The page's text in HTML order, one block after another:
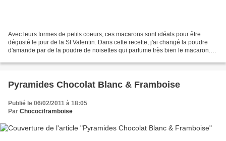
Avec leurs formes de petits coeurs, ces macarons sont idéals pour être
dégusté le jour de la St Valentin. Dans cette recette, j'ai changé la poudre
d'amande par de la poudre de noisettes qui parfume très bien le macaron.
Pyramides Chocolat Blanc & Framboise
Publié le 06/02/2011 à 18:05
Par Chocociframboise